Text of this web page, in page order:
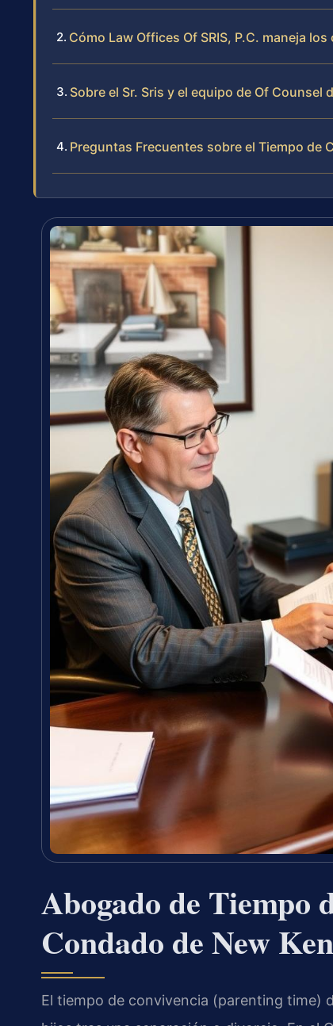
Cómo Law Offices Of SRIS, P.C. maneja
Sobre el Sr. Sris y el equipo de Of Counsel
Preguntas Frecuentes sobre el Tiempo de
Abogado de Tiempo
Condado de New
El tiempo de convivencia (parenting time)